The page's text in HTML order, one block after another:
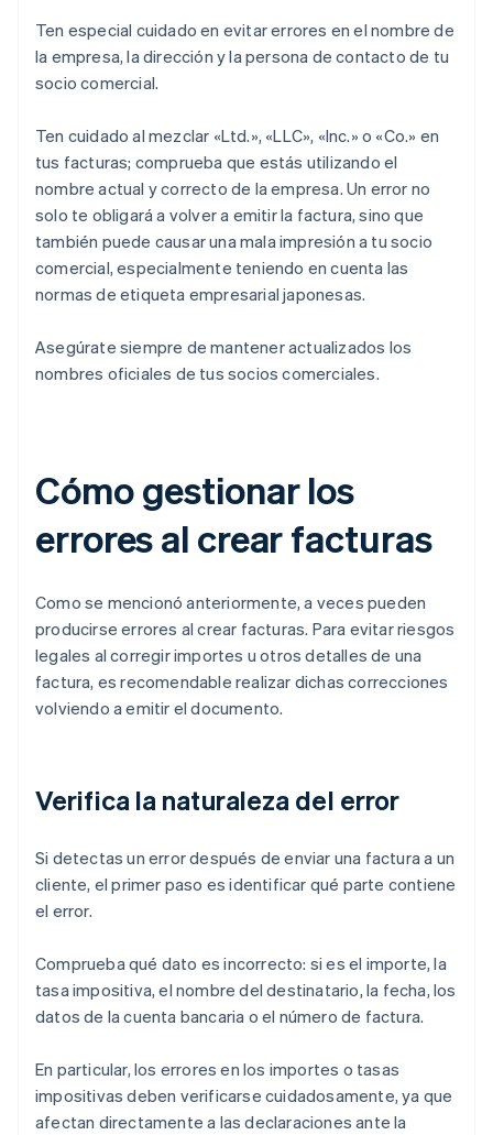
Ten especial cuidado en evitar errores en el nombre de
la empresa, la dirección y la persona de contacto de tu
socio comercial.
Ten cuidado al mezclar «Ltd.», «LLC», «Inc.» o «Co.» en
tus facturas; comprueba que estás utilizando el
nombre actual y correcto de la empresa. Un error no
solo te obligará a volver a emitir la factura, sino que
también puede causar una mala impresión a tu socio
comercial, especialmente teniendo en cuenta las
normas de etiqueta empresarial japonesas.
Asegúrate siempre de mantener actualizados los
nombres oficiales de tus socios comerciales.
Cómo gestionar los
errores al crear facturas
Como se mencionó anteriormente, a veces pueden
producirse errores al crear facturas. Para evitar riesgos
legales al corregir importes u otros detalles de una
factura, es recomendable realizar dichas correcciones
volviendo a emitir el documento.
Verifica la naturaleza del error
Si detectas un error después de enviar una factura a un
cliente, el primer paso es identificar qué parte contiene
el error.
Comprueba qué dato es incorrecto: si es el importe, la
tasa impositiva, el nombre del destinatario, la fecha, los
datos de la cuenta bancaria o el número de factura.
En particular, los errores en los importes o tasas
impositivas deben verificarse cuidadosamente, ya que
afectan directamente a las declaraciones ante la